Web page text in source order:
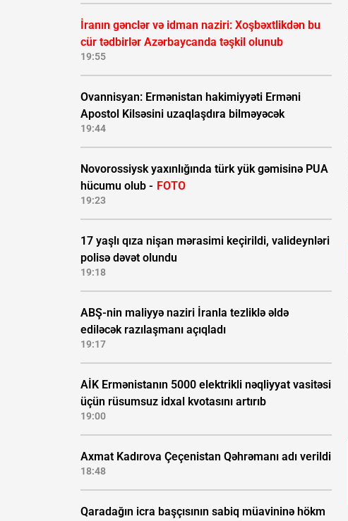
İranın gənclər və idman naziri: Xoşbəxtlikdən bu
cür tədbirlər Azərbaycanda təşkil olunub
19:55
Ovannisyan: Ermənistan hakimiyyəti Erməni
Apostol Kilsəsini uzaqlaşdıra bilməyəcək
19:44
Novorossiysk yaxınlığında türk yük gəmisinə PUA
hücumu olub - FOTO
19:23
17 yaşlı qıza nişan mərasimi keçirildi, valideynləri
polisə dəvət olundu
19:18
ABŞ-nin maliyyə naziri İranla tezliklə əldə
ediləcək razılaşmanı açıqladı
19:17
AİK Ermənistanın 5000 elektrikli nəqliyyat vasitəsi
üçün rüsumsuz idxal kvotasını artırıb
19:00
Axmat Kadırova Çeçenistan Qəhrəmanı adı verildi
18:48
Qaradağın icra başçısının sabiq müavininə hökm